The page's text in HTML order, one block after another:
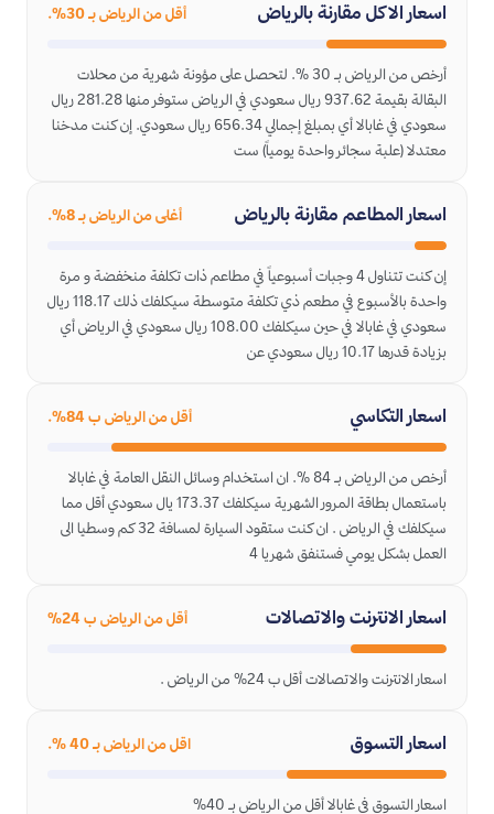
اسعار الاكل مقارنة بالرياض أقل من الرياض بـ 30%.
أرخص من الرياض بـ 30 %. لتحصل على مؤونة شهرية من محلات
البقالة بقيمة 937.62 ريال سعودي في الرياض ستوفر منها 281.28 ريال
سعودي في غابالا أي بمبلغ إجمالي 656.34 ريال سعودي. إن كنت مدخنا
معتدلا (علبة سجائر واحدة يومياً) ست
اسعار المطاعم مقارنة بالرياض أغلى من الرياض بـ 8%.
إن كنت تتناول 4 وجبات أسبوعياً في مطاعم ذات تكلفة منخفضة و مرة
واحدة بالأسبوع في مطعم ذي تكلفة متوسطة سيكلفك ذلك 118.17 ريال
سعودي في غابالا في حين سيكلفك 108.00 ريال سعودي في الرياض أي
بزيادة قدرها 10.17 ريال سعودي عن
اسعار التكاسي أقل من الرياض ب 84%.
أرخص من الرياض بـ 84 %. ان استخدام وسائل النقل العامة في غابالا
باستعمال بطاقة المرور الشهرية سيكلفك 173.37 يال سعودي أقل مما
سيكلفك في الرياض . ان كنت ستقود السيارة لمسافة 32 كم وسطيا الى
العمل بشكل يومي فستنفق شهريا 4
اسعار الانترنت والاتصالات أقل من الرياض ب 24%
اسعار الانترنت والاتصالات أقل ب 24% من الرياض .
اسعار التسوق اقل من الرياض بـ 40 %.
اسعار التسوق في غابالا أقل من الرياض بـ 40%